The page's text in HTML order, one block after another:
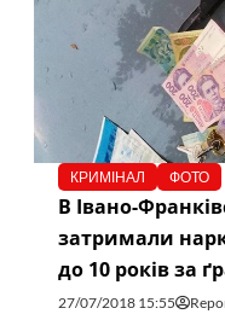
КРИМІНАЛ ФОТО
В Івано-
затримали
до 10 років за
27/07/2018 15:55